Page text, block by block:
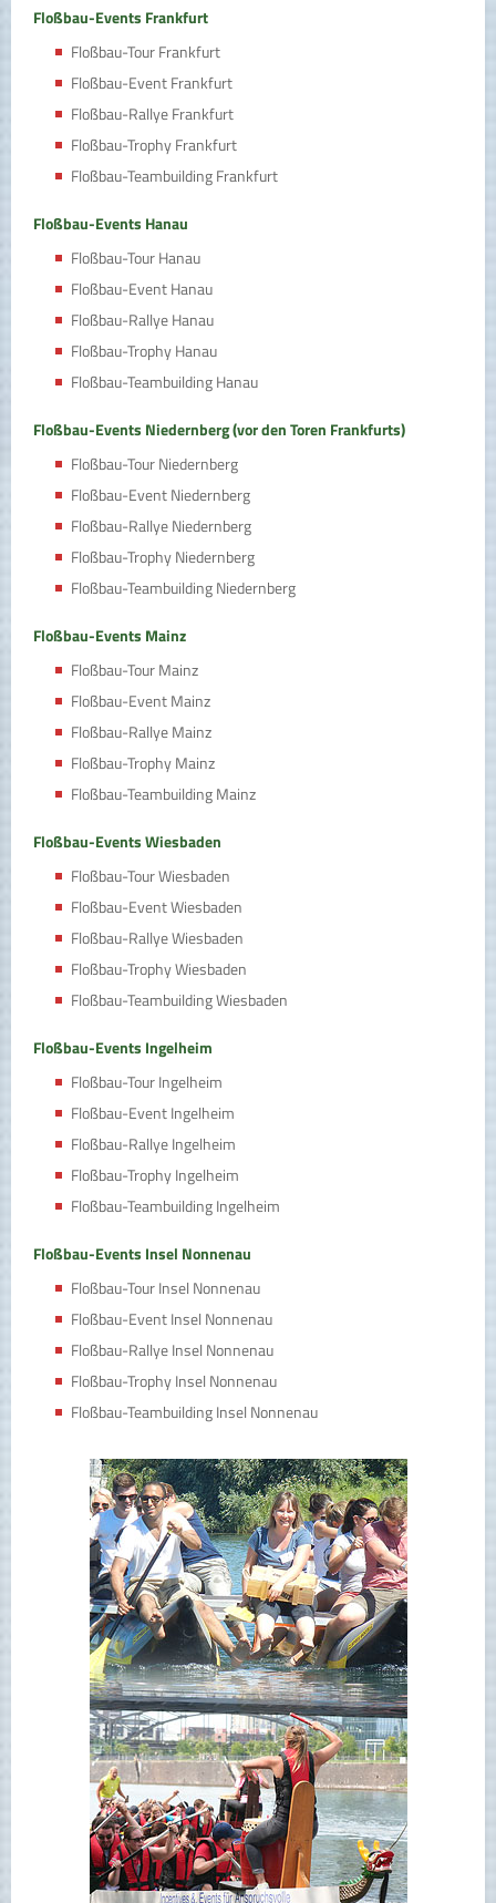
Floßbau-Events Frankfurt
Floßbau-Tour Frankfurt
Floßbau-Event Frankfurt
Floßbau-Rallye Frankfurt
Floßbau-Trophy Frankfurt
Floßbau-Teambuilding Frankfurt
Floßbau-Events Hanau
Floßbau-Tour Hanau
Floßbau-Event Hanau
Floßbau-Rallye Hanau
Floßbau-Trophy Hanau
Floßbau-Teambuilding Hanau
Floßbau-Events Niedernberg (vor den Toren Frankfurts)
Floßbau-Tour Niedernberg
Floßbau-Event Niedernberg
Floßbau-Rallye Niedernberg
Floßbau-Trophy Niedernberg
Floßbau-Teambuilding Niedernberg
Floßbau-Events Mainz
Floßbau-Tour Mainz
Floßbau-Event Mainz
Floßbau-Rallye Mainz
Floßbau-Trophy Mainz
Floßbau-Teambuilding Mainz
Floßbau-Events Wiesbaden
Floßbau-Tour Wiesbaden
Floßbau-Event Wiesbaden
Floßbau-Rallye Wiesbaden
Floßbau-Trophy Wiesbaden
Floßbau-Teambuilding Wiesbaden
Floßbau-Events Ingelheim
Floßbau-Tour Ingelheim
Floßbau-Event Ingelheim
Floßbau-Rallye Ingelheim
Floßbau-Trophy Ingelheim
Floßbau-Teambuilding Ingelheim
Floßbau-Events Insel Nonnenau
Floßbau-Tour Insel Nonnenau
Floßbau-Event Insel Nonnenau
Floßbau-Rallye Insel Nonnenau
Floßbau-Trophy Insel Nonnenau
Floßbau-Teambuilding Insel Nonnenau